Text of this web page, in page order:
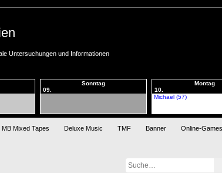
Untersuchungen und Informationen
Sonntag
09.
Montag
10.
Michael (57)
MB Mixed Tapes Deluxe Music TMF Banner Online-Games